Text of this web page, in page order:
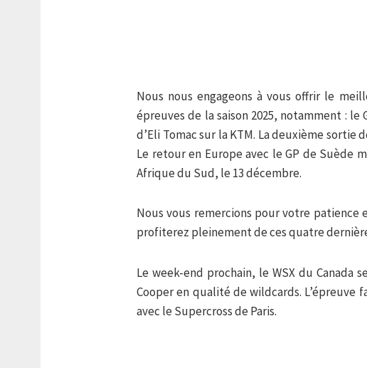
Nous nous engageons à vous offrir le
épreuves de la saison 2025, notamment : le
d’Eli Tomac sur la KTM. La deuxième sortie
Le retour en Europe avec le GP de Suède
Afrique du Sud, le 13 décembre.
Nous vous remercions pour votre
profiterez pleinement de ces quatre
Le week-end prochain, le WSX du Canada
Cooper en qualité de wildcards.
avec le Supercross de Paris.